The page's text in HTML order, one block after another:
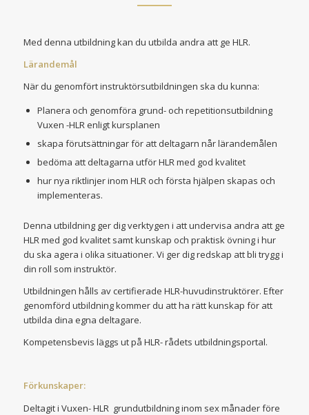
Med denna utbildning kan du utbilda andra att ge HLR.
Lärandemål
När du genomfört instruktörsutbildningen ska du kunna:
Planera och genomföra grund- och repetitionsutbildning
Vuxen -HLR enligt kursplanen
skapa förutsättningar för att deltagarn når lärandemålen
bedöma att deltagarna utför HLR med god kvalitet
hur nya riktlinjer inom HLR och första hjälpen skapas och
implementeras.
Denna utbildning ger dig verktygen i att undervisa andra att ge
HLR med god kvalitet samt kunskap och praktisk övning i hur
du ska agera i olika situationer. Vi ger dig redskap att bli trygg i
din roll som instruktör.
Utbildningen hålls av certifierade HLR-huvudinstruktörer. Efter
genomförd utbildning kommer du att ha rätt kunskap för att
utbilda dina egna deltagare.
Kompetensbevis läggs ut på HLR- rådets utbildningsportal.
Förkunskaper:
Deltagit i Vuxen- HLR grundutbildning inom sex månader före